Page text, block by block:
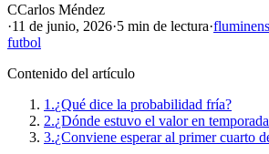
CCarlos Méndez
·11 de junio, 2026·5 min de lectura·
futbol
Contenido del artículo
1.¿Qué dice la probabilidad fría?
2.¿Dónde estuvo el valor en
3.¿Conviene esperar al primer cuarto